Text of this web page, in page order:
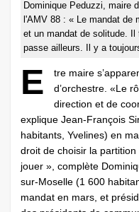
Dominique Peduzzi, maire
l'AMV 88 : « Le mandat de
et un mandat de solitude. Il
passe ailleurs. Il y a
E
tre maire
d’orchestre. «Le
direction et de
explique Jean-François
habitants, ­Yvelines) en
droit de choisir la partition
jouer », complète
sur-Moselle (1 600
mandat en mars, et